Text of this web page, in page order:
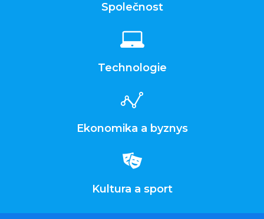
Společnost
Technologie
Ekonomika a byznys
Kultura a sport